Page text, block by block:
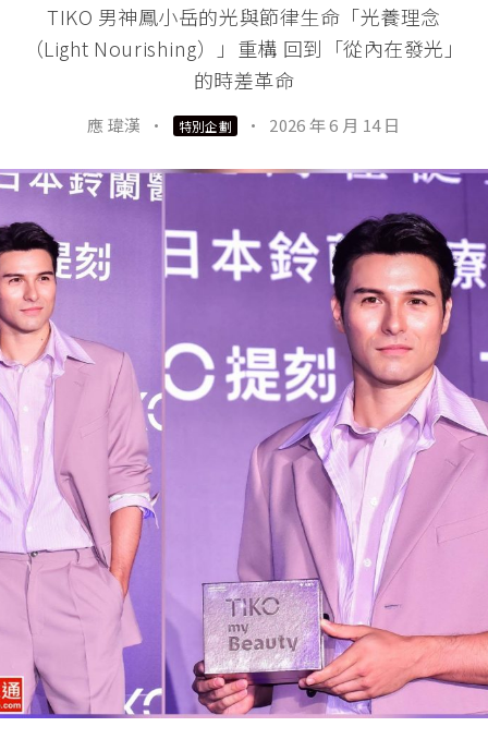
TIKO 男神鳳小岳的光與節律生命「光養理念
（Light Nourishing）」重構 回到「從內在發光」
的時差革命
應 瑋漢 · 特別企劃 · 2026 年 6 月 14 日